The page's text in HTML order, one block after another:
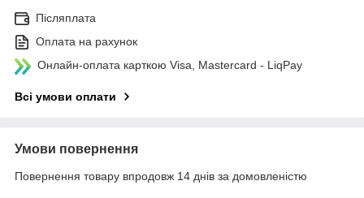
Післяплата
Оплата на рахунок
Онлайн-оплата карткою Visa, Mastercard - LiqPay
Всі умови оплати
Умови повернення
Повернення товару впродовж 14 днів за домовленістю